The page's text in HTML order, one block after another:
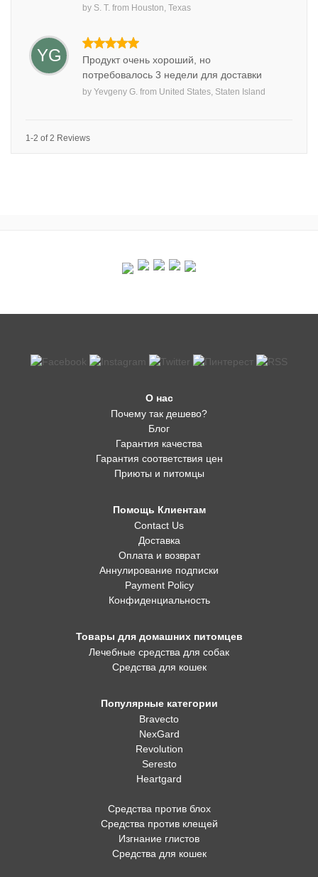
by S. T. from Houston, Texas
YG
Продукт очень хороший, но
потребовалось 3 недели для доставки
by Yevgeny G. from United States, Staten Island
1-2 of 2 Reviews
О нас
Почему так дешево?
Блог
Гарантия качества
Гарантия соответствия цен
Приюты и питомцы
Помощь Клиентам
Contact Us
Доставка
Оплата и возврат
Аннулирование подписки
Payment Policy
Конфиденциальность
Товары для домашних питомцев
Лечебные средства для собак
Средства для кошек
Популярные категории
Bravecto
NexGard
Revolution
Seresto
Heartgard
Средства против блох
Средства против клещей
Изгнание глистов
Средства для кошек